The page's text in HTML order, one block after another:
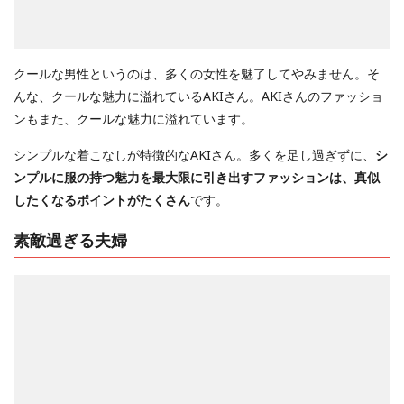
クールな男性というのは、多くの女性を魅了してやみません。そ
んな、クールな魅力に溢れているAKIさん。AKIさんのファッショ
ンもまた、クールな魅力に溢れています。
シンプルな着こなしが特徴的なAKIさん。多くを足し過ぎずに、 シ
ンプルに服の持つ魅力を最大限に引き出すファッションは、真似
したくなるポイントがたくさんです。
素敵過ぎる夫婦